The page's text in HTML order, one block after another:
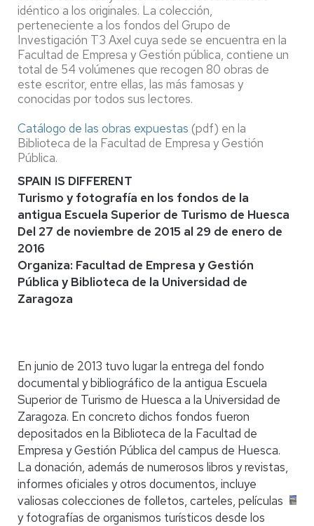
idéntico a los originales. La colección,
perteneciente a los fondos del Grupo de
Investigación T3 Axel cuya sede se encuentra en la
Facultad de Empresa y Gestión pública, contiene un
total de 54 volúmenes que recogen 80 obras de
este escritor, entre ellas, las más famosas y
conocidas por todos sus lectores.
Catálogo de las obras expuestas (pdf) en la
Biblioteca de la Facultad de Empresa y Gestión
Pública.
SPAIN IS DIFFERENT
Turismo y fotografía en los fondos de la
antigua Escuela Superior de Turismo de Huesca
Del 27 de noviembre de 2015 al 29 de enero de
2016
Organiza: Facultad de Empresa y Gestión
Pública y Biblioteca de la Universidad de
Zaragoza
En junio de 2013 tuvo lugar la entrega del fondo
documental y bibliográfico de la antigua Escuela
Superior de Turismo de Huesca a la Universidad de
Zaragoza. En concreto dichos fondos fueron
depositados en la Biblioteca de la Facultad de
Empresa y Gestión Pública del campus de Huesca.
La donación, además de numerosos libros y revistas,
informes oficiales y otros documentos, incluye
valiosas colecciones de folletos, carteles, películas
y fotografías de organismos turísticos desde los